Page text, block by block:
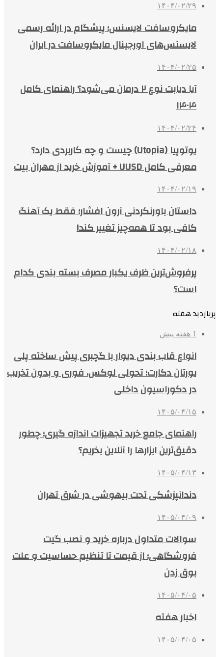
۱۴۰۴/۰۲/۲۹
مایکروسافت لایسنس؛ پیشگام در ارائه رسمی
لایسنس‌های اورجینال مایکروسافت در ایران
۱۴۰۴/۰۲/۲۵
آیا دیابت نوع ۲ درمان می‌شود؟ راهنمای کامل
۱۴۰۴
۱۴۰۴/۰۲/۲۴
یوتوپیا (Utopia) چیست و چه کاربردی دارد؟
معرفی کامل UUSD + آموزش خرید از مهران بیت
۱۴۰۴/۰۲/۱۹
داستان باورنکردنی آرون افشار؛ فقط یک آهنگ
کافی بود تا همه‌چیز تغییر کند!
۱۴۰۴/۰۲/۱۸
پرفروش‌ترین ظرف یکبار مصرف بسته بندی کدام
است؟
پربازدید هفته
1 هفته پیش
انواع قاب بندی دیوار با گچبری پیش ساخته پلی
یورتان دکارت؛ تحولی لوکس، فوری و بدون تخریب
در دکوراسیون داخلی
۱۴۰۵/۰۴/۱۵
راهنمای جامع خرید تجهیزات اندازه گیری؛ چطور
دقیق‌ترین ابزارها را آنلاین بخریم؟
۱۴۰۵/۰۴/۱۳
دندانپزشکی تحت بیهوشی در شرق تهران
۱۴۰۵/۰۴/۰۹
سوالات متداول درباره خرید و نصب گیت
فروشگاهی؛ از قیمت تا تنظیم حساسیت و علت
بوق زدن
۱۴۰۵/۰۴/۰۵
اخبار هفته
۱۴۰۵/۰۴/۰۵